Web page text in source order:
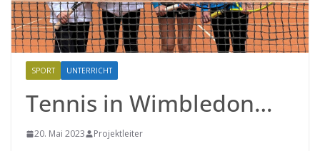
SPORT UNTERRICHT
Tennis in Wimbledon…
20. Mai 2023 Projektleiter